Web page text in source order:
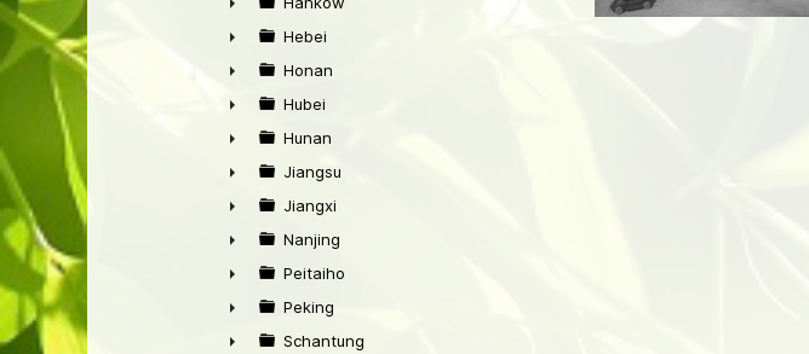
►
►
Hebei
►
Honan
►
Hubei
►
Hunan
►
Jiangsu
►
Jiangxi
►
Nanjing
►
Peitaiho
►
Peking
Schantung